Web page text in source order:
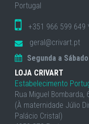
Portugal
+351 966 599 649
geral@crivart.pt
Segunda a Sábado
LOJA CRIVART
Estabelecimento
Rua Miguel Bombarda,
(À maternidade Júlio
Palácio Cristal)